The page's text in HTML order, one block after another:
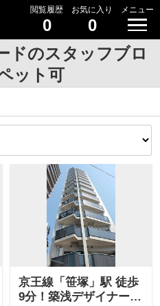
閲覧履歴
0
お気に入り
0
メニュー
ドのスタッフブロ
ット可
京王線「笹塚」駅 徒歩
9分！築浅デザイナーズ